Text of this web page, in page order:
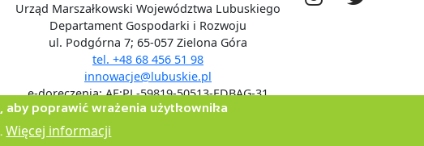
Urząd Marszałkowski Województwa Lubuskiego
Departament Gospodarki i Rozwoju
ul. Podgórna 7; 65-057 Zielona Góra
tel. +48 68 456 51 98
innowacje@lubuskie.pl
e-doręczenia: AE:PL-59819-50513-EDBAG-31
poprawić wrażenia użytkownika
Więcej informacji